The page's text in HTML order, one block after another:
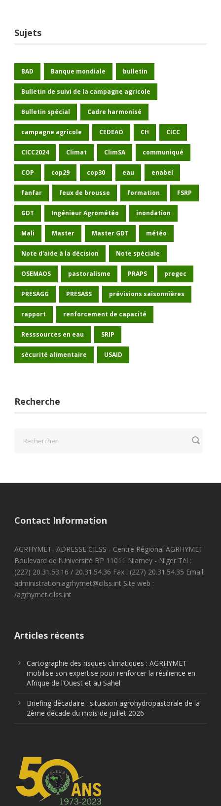
Sujets
BAD Banque mondiale bulletin
Bulletin de suivi de la campagne agricole
Bulletin spécial Cadre harmonisé
campagne agricole CEDEAO CH CICC
CICC2024 Climat ClimSA communiqué
COP cop29 cop30 eau enabel
fanfar feux de brousse formation FSRP
GDT Ingénieur Agrométéo inondation
Mali Master Master GDT météo
Note d'aide à la décision Note spéciale
OSEMAOS pastoralisme PRAPS pregec
PRESAGG PRESASS prévisions saisonnières
rapport renforcement de capacité
Resssources en eau SRIP
sécurité alimentaire USAID
Recherche
Contact Information
AGRHYMET- ADRESSE CILSS - Centre Régional AGRHYMET
Boulevard de l’Université BP 11011 Niamey - Niger Tél :
(227) 20.31.53.16 / 20.31.54.36 Fax : (227) 20.31.54.35 Email:
administration.agrhymet@cilss.int Site web :
/agrhymet.cilss.int
Articles récents
Cartographie des risques climatiques : AGRHYMET
mobilise son expertise pour renforcer la résilience en
Afrique de l’Ouest et au Sahel
Briefing décadaire : situation agrohydropastorale de la
2ème décade du mois de juillet 2026